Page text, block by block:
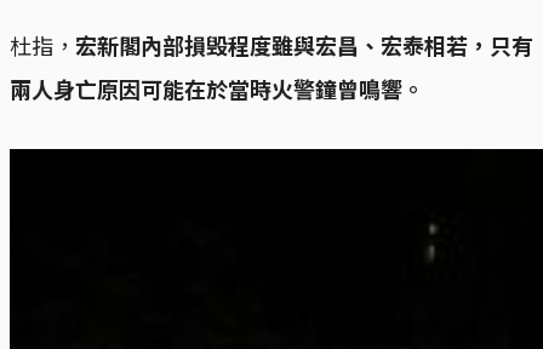
杜指， 宏新閣內部損毁程度雖與宏昌、宏泰相若，只有
兩人身亡原因可能在於當時火警鐘曾鳴響。